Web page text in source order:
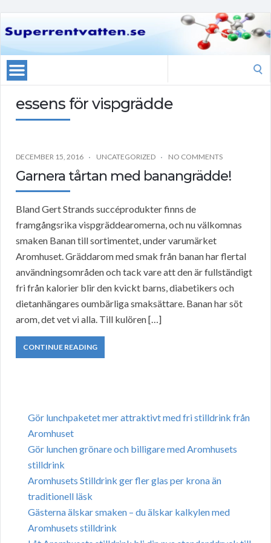
essens för vispgrädde
DECEMBER 15, 2016 UNCATEGORIZED NO COMMENTS
Garnera tårtan med banangrädde!
Bland Gert Strands succéprodukter finns de
framgångsrika vispgräddearomerna, och nu välkomnas
smaken Banan till sortimentet, under varumärket
Aromhuset. Gräddarom med smak från banan har flertal
användningsområden och tack vare att den är fullständigt
fri från kalorier blir den kvickt barns, diabetikers och
dietanhängares oumbärliga smaksättare. Banan har söt
arom, det vet vi alla. Till kulören […]
CONTINUE READING
Gör lunchpaketet mer attraktivt med fri stilldrink från
Aromhuset
Gör lunchen grönare och billigare med Aromhusets
stilldrink
Aromhusets Stilldrink ger fler glas per krona än
traditionell läsk
Gästerna älskar smaken – du älskar kalkylen med
Aromhusets stilldrink